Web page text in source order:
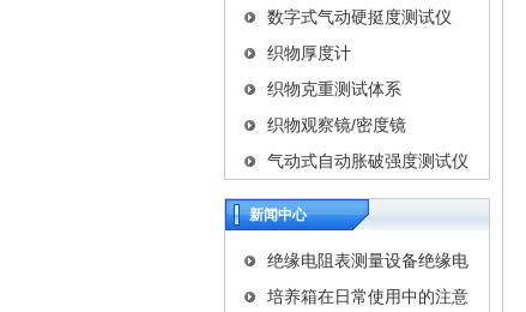
数字式气动硬挺度测试仪
织物厚度计
织物克重测试体系
织物观察镜/密度镜
气动式自动胀破强度测试仪
新闻中心
绝缘电阻表测量设备绝缘电
培养箱在日常使用中的注意